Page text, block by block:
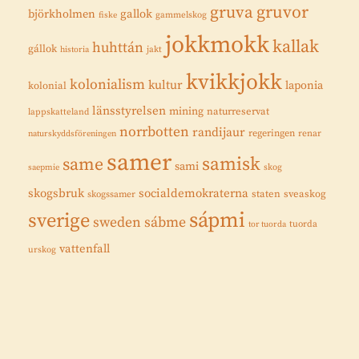
björkholmen fiske gallok gammelskog gruvagruvor
gállok historia huhttán jakt jokkmokkkallak
kolonial kolonialism kultur kvikkjokk laponia
lappskatteland länsstyrelsen mining naturreservat
naturskyddsföreningen norrbotten randijaur regeringen renar
saepmie same samer sami samisk skog
skogsbruk skogssamer socialdemokraterna staten sveaskog
sverige sweden sábme sápmi tor tuorda tuorda
urskog vattenfall